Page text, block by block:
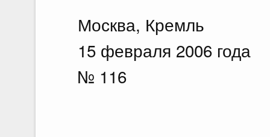
Москва, Кремль
15 февраля 2006 года
№ 116